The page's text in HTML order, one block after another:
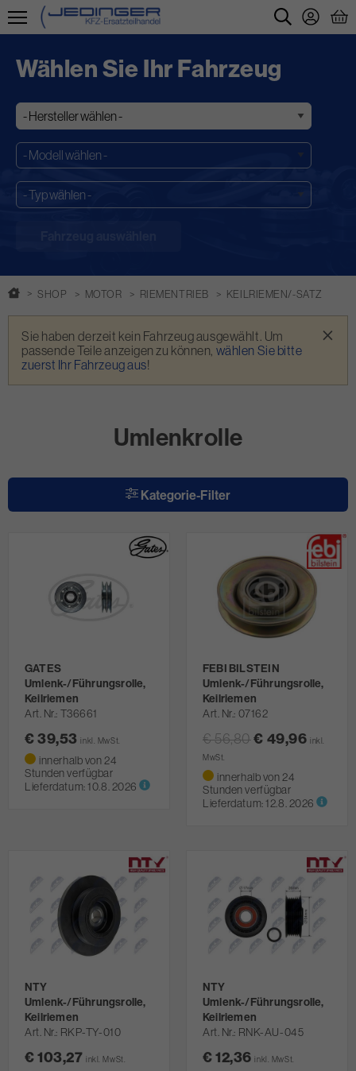
Direkt
Inhalt
Wählen Sie Ihr Fahrzeug
SHOP MOTOR RIEMENTRIEB KEILRIEMEN/-SATZ
Warnmeldung
Sie haben derzeit kein Fahrzeug ausgewählt. Um
passende Teile anzeigen zu können, wählen Sie bitte
zuerst Ihr Fahrzeug aus!
×
Umlenkrolle
Kategorie-Filter
GATES
Umlenk-/Führungsrolle,
Keilriemen
Art. Nr. T36661
€ 39,53inkl. MwSt.
innerhalb von 24
Stunden verfügbar
Lieferdatum: 10.8. 2026
FEBI BILSTEIN
Umlenk-/Führungsrolle,
Keilriemen
Art. Nr. 07162
€ 56,80€ 49,96 inkl.
MwSt.
innerhalb von 24
Stunden verfügbar
Lieferdatum: 12.8. 2026
NTY
Umlenk-/Führungsrolle,
Keilriemen
Art. Nr. RKP-TY-010
€ 103,27inkl. MwSt.
NTY
Umlenk-/Führungsrolle,
Keilriemen
Art. Nr. RNK-AU-045
€ 12,36inkl. MwSt.